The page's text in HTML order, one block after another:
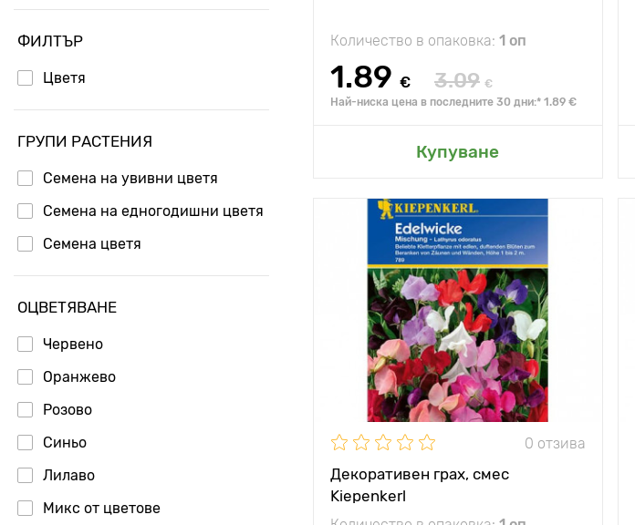
ФИЛТЪР
Цветя
ГРУПИ РАСТЕНИЯ
Семена на увивни цветя
Семена на едногодишни цветя
Семена цветя
ОЦВЕТЯВАНЕ
Червено
Оранжево
Розово
Синьо
Лилаво
Микс от цветове
Количество в опаковка: 1 оп
1.89 € 3.09 €
Най-ниска цена в последните 30 дни:* 1.89 €
Купуване
Добавяне в моята градина
0 отзива
Декоративен грах, смес
Kiepenkerl
Местоположение
Специални
характеристики
особено ранен и
обилен цъфтеж
Височина на
растението
150 - 200 см
Разстояние между
растенията
10 х 20 см